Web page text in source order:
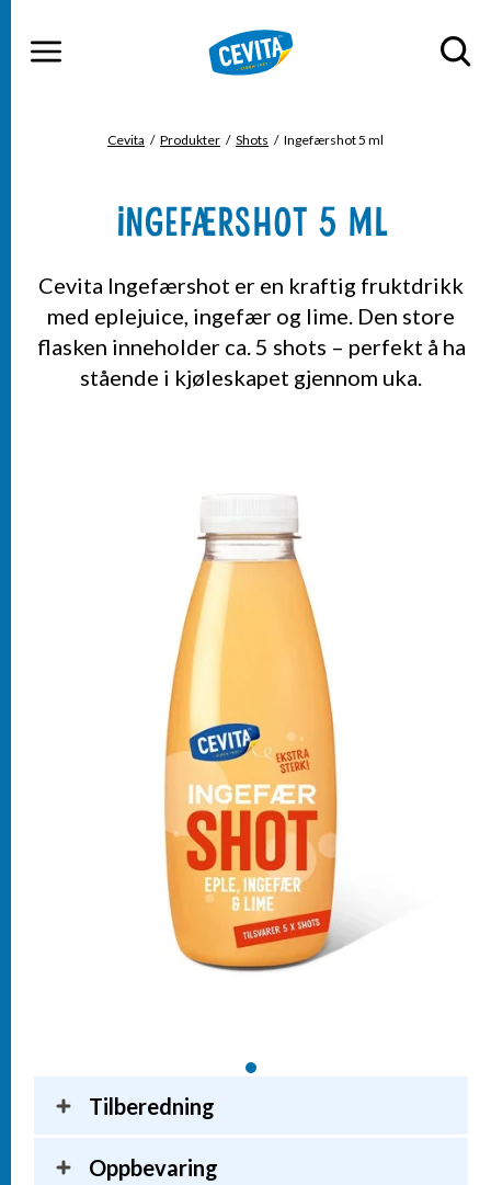
DU ER HER
Cevita Produkter Shots Ingefærshot 5 ml
INGEFÆRSHOT 5 ML
Cevita Ingefærshot er en kraftig fruktdrikk
med eplejuice, ingefær og lime. Den store
flasken inneholder ca. 5 shots – perfekt å ha
stående i kjøleskapet gjennom uka.
Tilberedning
Oppbevaring